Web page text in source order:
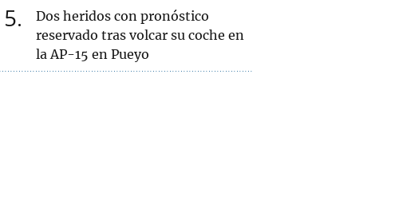
5
Dos heridos con pronóstico
reservado tras volcar su coche en
la AP-15 en Pueyo